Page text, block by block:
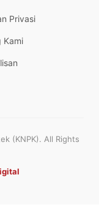
Privasi
Kami
(KNPK). All Rights